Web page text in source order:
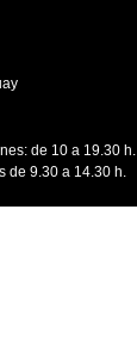
de 10 a 19.30 h.
de 9.30 a 14.30 h.